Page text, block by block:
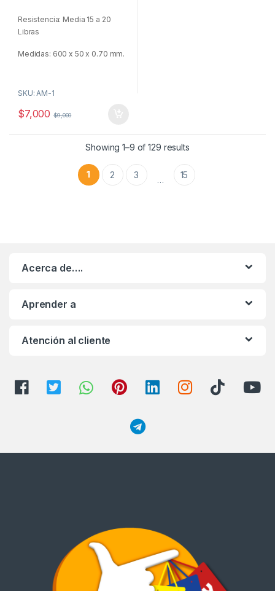
5
u
o
Resistencia: Media 15 a 20
Libras
Medidas: 600 x 50 x 0.70 mm.
SKU: AM-1
$7,000 $9,000
Showing 1–9 of 129 results
1 2 3 … 15
Acerca de….
Aprender a
Atención al cliente